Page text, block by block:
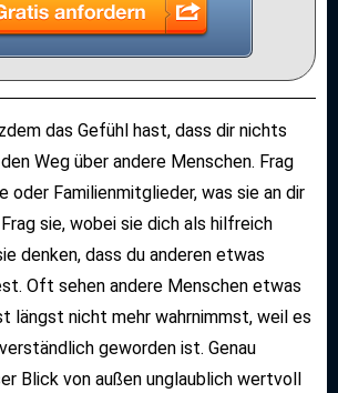
das Gefühl hast, dass dir nichts
Weg über andere Menschen. Frag
oder Familienmitglieder, was sie an dir
sie, wobei sie dich als hilfreich
denken, dass du anderen etwas
Oft sehen andere Menschen etwas
längst nicht mehr wahrnimmst, weil es
geworden ist. Genau
Blick von außen unglaublich wertvoll